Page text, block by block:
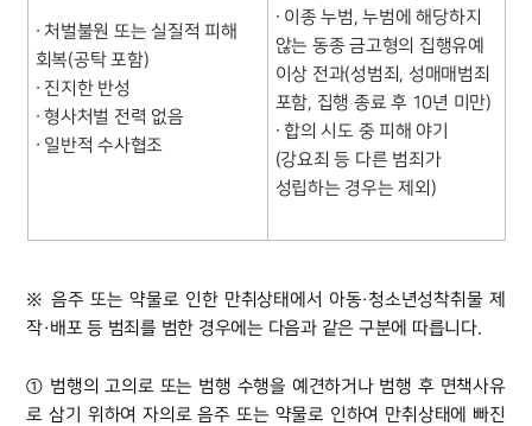
∙ 처벌불원 또는 실질적 피해
회복(공탁 포함)
∙ 진지한 반성
∙ 형사처벌 전력 없음
∙ 일반적 수사협조
∙ 이종 누범, 누범에 해당하지
않는 동종 금고형의 집행유예
이상 전과(성범죄, 성매매범죄
포함, 집행 종료 후 10년 미만)
∙ 합의 시도 중 피해 야기
(강요죄 등 다른 범죄가
성립하는 경우는 제외)
※ 음주 또는 약물로 인한 만취상태에서 아동·청소년성착취물 제
작·배포 등 범죄를 범한 경우에는 다음과 같은 구분에 따릅니다.
① 범행의 고의로 또는 범행 수행을 예견하거나 범행 후 면책사유
로 삼기 위하여 자의로 음주 또는 약물로 인하여 만취상태에 빠진